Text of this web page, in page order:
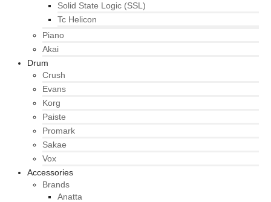
Solid State Logic (SSL)
Tc Helicon
Piano
Akai
Drum
Crush
Evans
Korg
Paiste
Promark
Sakae
Vox
Accessories
Brands
Anatta